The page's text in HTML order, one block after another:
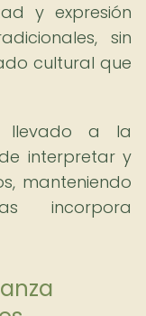
y expresión
sin
cultural que
llevado a la
interpretar y
manteniendo
incorpora